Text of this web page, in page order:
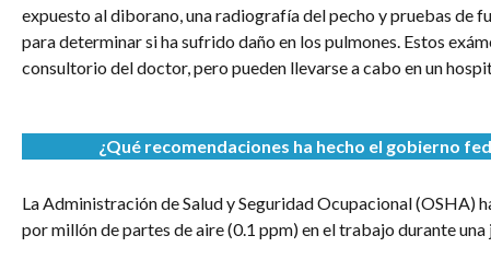
expuesto al diborano, una radiografía del pecho y pruebas de
para determinar si ha sufrido daño en los pulmones. Estos
consultorio del doctor, pero pueden llevarse a cabo en un
¿Qué recomendaciones ha hecho el gobierno
La Administración de Salud y Seguridad Ocupacional (OSHA)
por millón de partes de aire (0.1 ppm) en el trabajo durante una